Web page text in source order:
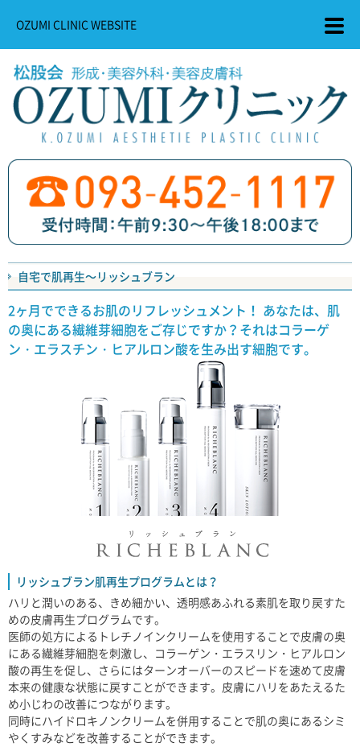
OZUMI CLINIC WEBSITE
自宅で肌再生～リッシュブラン
2ヶ月でできるお肌のリフレッシュメント！ あなたは、肌
の奥にある繊維芽細胞をご存じですか？それはコラーゲ
ン・エラスチン・ヒアルロン酸を生み出す細胞です。
リッシュブラン肌再生プログラムとは？
ハリと潤いのある、きめ細かい、透明感あふれる素肌を取り戻すた
めの皮膚再生プログラムです。
医師の処方によるトレチノインクリームを使用することで皮膚の奥
にある繊維芽細胞を刺激し、コラーゲン・エラスリン・ヒアルロン
酸の再生を促し、さらにはターンオーバーのスピードを速めて皮膚
本来の健康な状態に戻すことができます。皮膚にハリをあたえるた
め小じわの改善につながります。
同時にハイドロキノンクリームを併用することで肌の奥にあるシミ
やくすみなどを改善することができます。